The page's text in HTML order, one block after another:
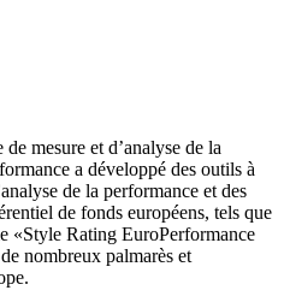
mesure et d’analyse de la
a développé des outils à
de la performance et des
de fonds européens, tels que
«Style Rating EuroPerformance
nombreux palmarès et